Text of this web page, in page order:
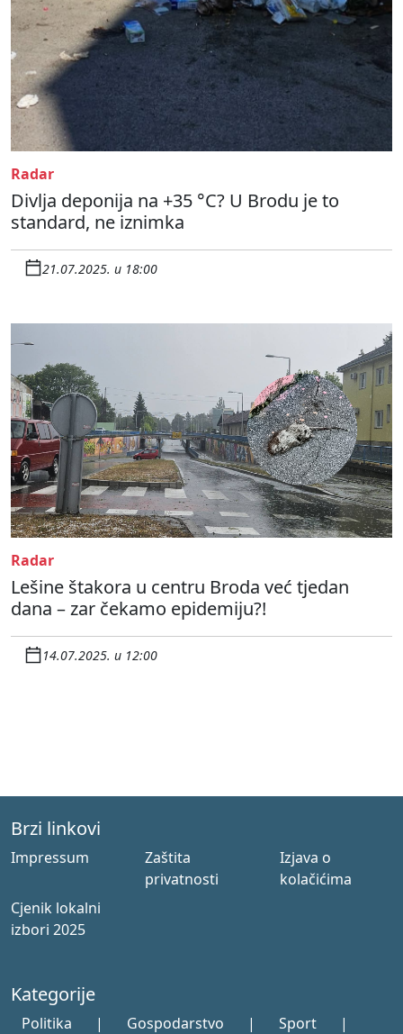
Radar
Divlja deponija na +35 °C? U Brodu je to
standard, ne iznimka
21.07.2025. u 18:00
Radar
Lešine štakora u centru Broda već tjedan
dana – zar čekamo epidemiju?!
14.07.2025. u 12:00
Brzi linkovi
Impressum
Zaštita
privatnosti
Izjava o
kolačićima
Cjenik lokalni
izbori 2025
Kategorije
Politika | Gospodarstvo | Sport |